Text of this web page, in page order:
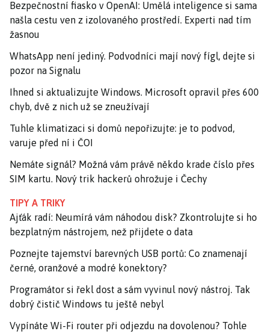
Bezpečnostní fiasko v OpenAI: Umělá inteligence si sama
našla cestu ven z izolovaného prostředí. Experti nad tím
žasnou
WhatsApp není jediný. Podvodníci mají nový fígl, dejte si
pozor na Signalu
Ihned si aktualizujte Windows. Microsoft opravil přes 600
chyb, dvě z nich už se zneužívají
Tuhle klimatizaci si domů nepořizujte: je to podvod,
varuje před ní i ČOI
Nemáte signál? Možná vám právě někdo krade číslo přes
SIM kartu. Nový trik hackerů ohrožuje i Čechy
TIPY A TRIKY
Ajťák radí: Neumírá vám náhodou disk? Zkontrolujte si ho
bezplatným nástrojem, než přijdete o data
Poznejte tajemství barevných USB portů: Co znamenají
černé, oranžové a modré konektory?
Programátor si řekl dost a sám vyvinul nový nástroj. Tak
dobrý čistič Windows tu ještě nebyl
Vypínáte Wi-Fi router při odjezdu na dovolenou? Tohle